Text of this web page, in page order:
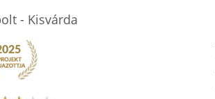
- Kisvárda